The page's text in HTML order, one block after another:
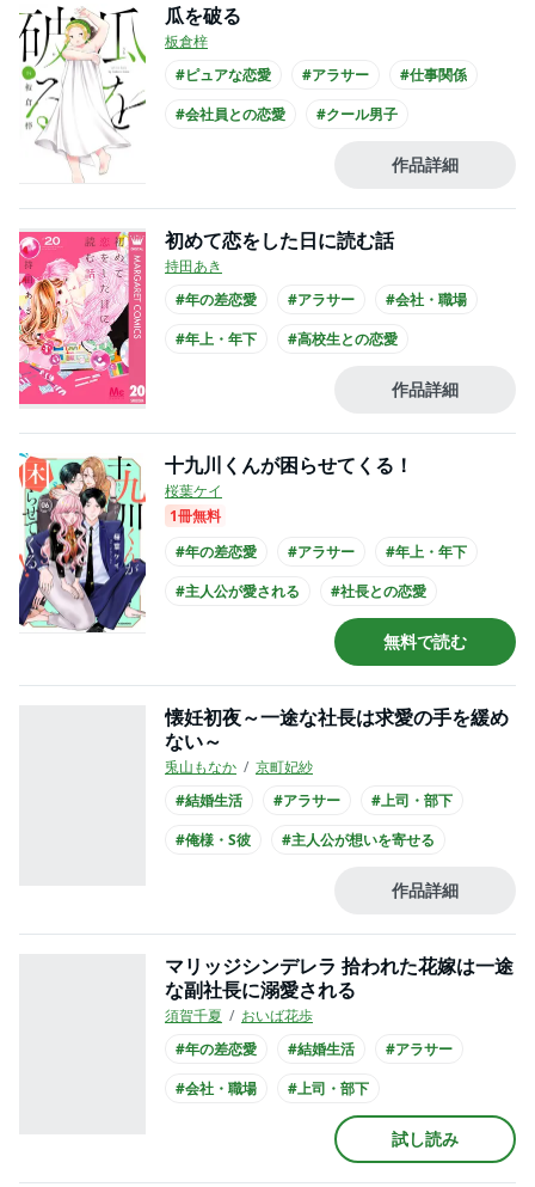
瓜を破る
板倉梓
#ピュアな恋愛
#アラサー
#仕事関係
#会社員との恋愛
#クール男子
#主人公が会社員
作品詳細
初めて恋をした日に読む話
持田あき
#年の差恋愛
#アラサー
#会社・職場
#年上・年下
#高校生との恋愛
作品詳細
十九川くんが困らせてくる！
桜葉ケイ
1冊無料
#年の差恋愛
#アラサー
#年上・年下
#主人公が愛される
#社長との恋愛
#主人公が20代女性
#黒髪男子
無料で読む
懐妊初夜～一途な社長は求愛の手を緩め
ない～
兎山もなか
京町妃紗
#結婚生活
#アラサー
#上司・部下
#俺様・S彼
#主人公が想いを寄せる
#王子様系男子
#スーツ
作品詳細
マリッジシンデレラ 拾われた花嫁は一途
な副社長に溺愛される
須賀千夏
おいば花歩
#年の差恋愛
#結婚生活
#アラサー
#会社・職場
#上司・部下
#社長との恋愛
#主人公が会社員
試し読み